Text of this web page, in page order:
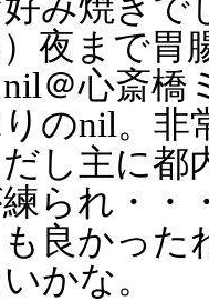
）夜まで
＠心斎橋
りのnil。非
だし主に
られ・・
も良かった
かな。